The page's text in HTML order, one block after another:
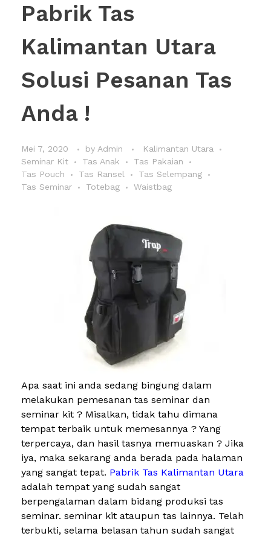
Pabrik Tas
Kalimantan Utara
Solusi Pesanan Tas
Anda !
Mei 7, 2020 by Admin
Kalimantan Utara
Seminar Kit
Tas Anak
Tas Pakaian
Tas Pouch
Tas Ransel
Tas Selempang
Tas Seminar
Totebag Waistbag
Apa saat ini anda sedang bingung dalam
melakukan pemesanan tas seminar dan
seminar kit ? Misalkan, tidak tahu dimana
tempat terbaik untuk memesannya ? Yang
terpercaya, dan hasil tasnya memuaskan ? Jika
iya, maka sekarang anda berada pada halaman
yang sangat tepat. Pabrik Tas Kalimantan Utara
adalah tempat yang sudah sangat
berpengalaman dalam bidang produksi tas
seminar. seminar kit ataupun tas lainnya. Telah
terbukti, selama belasan tahun sudah sangat